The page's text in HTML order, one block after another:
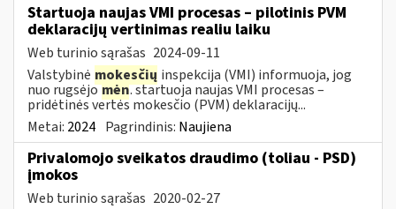
Startuoja naujas VMI procesas – pilotinis PVM
deklaracijų vertinimas realiu laiku
Web turinio sąrašas 2024-09-11
Valstybinė mokesčių inspekcija (VMI) informuoja, jog
nuo rugsėjomėn. startuoja naujas VMI procesas –
pridėtinės vertės mokesčio (PVM) deklaracijų...
Metai: 2024 Pagrindinis: Naujiena
Privalomojo sveikatos draudimo (toliau - PSD)
įmokos
Web turinio sąrašas 2020-02-27